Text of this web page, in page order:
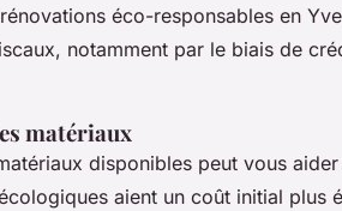
éco-responsables en
notamment par le biais de
matériaux
disponibles peut vous
aient un coût initial plus